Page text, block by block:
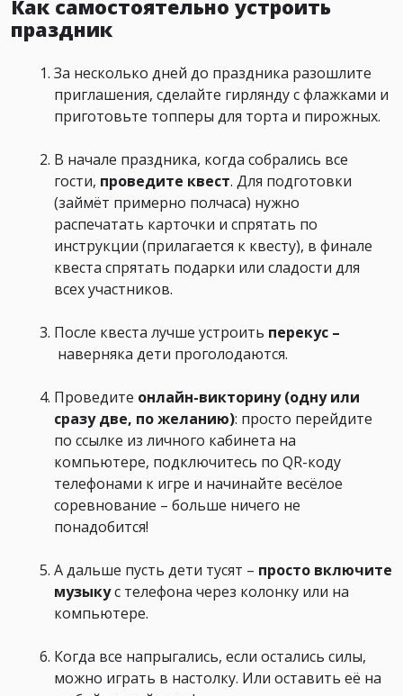
Как самостоятельно устроить
праздник
За несколько дней до праздника разошлите
приглашения, сделайте гирлянду с флажками и
приготовьте топперы для торта и пирожных.
В начале праздника, когда собрались все
гости, проведите квест. Для подготовки
(займёт примерно полчаса) нужно
распечатать карточки и спрятать по
инструкции (прилагается к квесту), в финале
квеста спрятать подарки или сладости для
всех участников.
После квеста лучше устроить перекус –
наверняка дети проголодаются.
Проведите онлайн-викторину (одну или
сразу две, по желанию): просто перейдите
по ссылке из личного кабинета на
компьютере, подключитесь по QR-коду
телефонами к игре и начинайте весёлое
соревнование – больше ничего не
понадобится!
А дальше пусть дети тусят – просто включите
музыкус телефона через колонку или на
компьютере.
Когда все напрыгались, если остались силы,
можно играть в настолку. Или оставить её на